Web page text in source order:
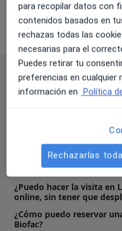
Laboratorio Biofac
Av. Antonio Machado, -
Preguntas frecuentes
¿Qué especialidades
Benalmádena que
especialidades: Análisis
¿Qué servicios realiza
¿Puedo hacer la visita en
online, sin tener que
¿Cómo puedo reservar
Biofac?
para recopilar datos con
contenidos basados en
rechazas todas las
necesarias para el
Puedes retirar tu
preferencias en cualquier
información en Política
Rechazarlas